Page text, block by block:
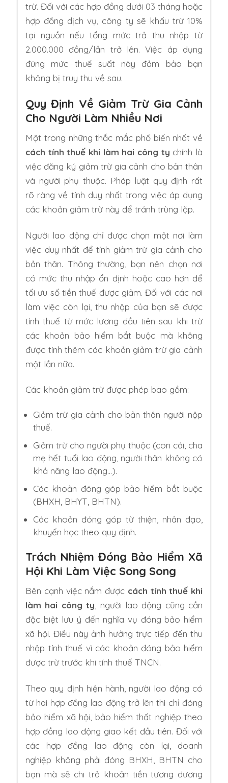
trừ. Đối với các hợp đồng dưới 03 tháng hoặc
hợp đồng dịch vụ, công ty sẽ khấu trừ 10%
tại nguồn nếu tổng mức trả thu nhập từ
2.000.000 đồng/lần trở lên. Việc áp dụng
đúng mức thuế suất này đảm bảo bạn
không bị truy thu về sau.
Quy Định Về Giảm Trừ Gia Cảnh
Cho Người Làm Nhiều Nơi
Một trong những thắc mắc phổ biến nhất về
cách tính thuế khi làm hai công ty chính là
việc đăng ký giảm trừ gia cảnh cho bản thân
và người phụ thuộc. Pháp luật quy định rất
rõ ràng về tính duy nhất trong việc áp dụng
các khoản giảm trừ này để tránh trùng lặp.
Người lao động chỉ được chọn một nơi làm
việc duy nhất để tính giảm trừ gia cảnh cho
bản thân. Thông thường, bạn nên chọn nơi
có mức thu nhập ổn định hoặc cao hơn để
tối ưu số tiền thuế được giảm. Đối với các nơi
làm việc còn lại, thu nhập của bạn sẽ được
tính thuế từ mức lương đầu tiên sau khi trừ
các khoản bảo hiểm bắt buộc mà không
được tính thêm các khoản giảm trừ gia cảnh
một lần nữa.
Các khoản giảm trừ được phép bao gồm:
Giảm trừ gia cảnh cho bản thân người nộp
thuế.
Giảm trừ cho người phụ thuộc (con cái, cha
mẹ hết tuổi lao động, người thân không có
khả năng lao động…).
Các khoản đóng góp bảo hiểm bắt buộc
(BHXH, BHYT, BHTN).
Các khoản đóng góp từ thiện, nhân đạo,
khuyến học theo quy định.
Trách Nhiệm Đóng Bảo Hiểm Xã
Hội Khi Làm Việc Song Song
Bên cạnh việc nắm được cách tính thuế khi
làm hai công ty, người lao động cũng cần
đặc biệt lưu ý đến nghĩa vụ đóng bảo hiểm
xã hội. Điều này ảnh hưởng trực tiếp đến thu
nhập tính thuế vì các khoản đóng bảo hiểm
được trừ trước khi tính thuế TNCN.
Theo quy định hiện hành, người lao động có
từ hai hợp đồng lao động trở lên thì chỉ đóng
bảo hiểm xã hội, bảo hiểm thất nghiệp theo
hợp đồng lao động giao kết đầu tiên. Đối với
các hợp đồng lao động còn lại, doanh
nghiệp không phải đóng BHXH, BHTN cho
bạn mà sẽ chi trả khoản tiền tương đương